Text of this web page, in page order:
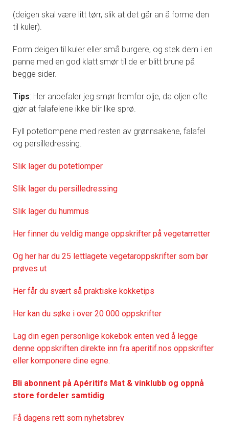
(deigen skal være litt tørr, slik at det går an å forme den
til kuler).
Form deigen til kuler eller små burgere, og stek dem i en
panne med en god klatt smør til de er blitt brune på
begge sider.
Tips: Her anbefaler jeg smør fremfor olje, da oljen ofte
gjør at falafelene ikke blir like sprø.
Fyll potetlompene med resten av grønnsakene, falafel
og persilledressing.
Slik lager du potetlomper
Slik lager du persilledressing
Slik lager du hummus
Her finner du veldig mange oppskrifter på vegetarretter
Og her har du 25 lettlagete vegetaroppskrifter som bør
prøves ut
Her får du svært så praktiske kokketips
Her kan du søke i over 20 000 oppskrifter
Lag din egen personlige kokebok enten ved å legge
denne oppskriften direkte inn fra aperitif.nos oppskrifter
eller komponere dine egne.
Bli abonnent på Apéritifs Mat & vinklubb og oppnå
store fordeler samtidig
Få dagens rett som nyhetsbrev